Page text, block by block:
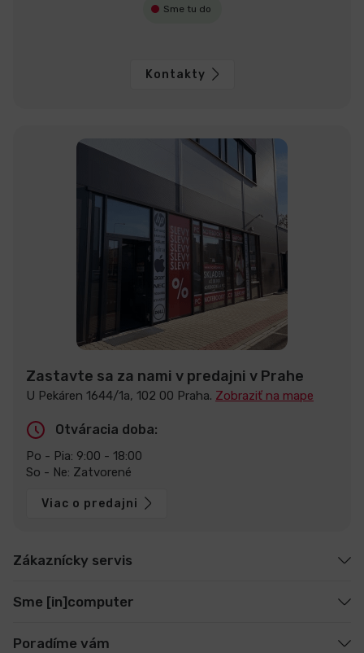
Sme tu do
Kontakty
Zastavte sa za nami v predajni v Prahe
U Pekáren 1644/1a, 102 00 Praha. Zobraziť na mape
Otváracia doba:
Po - Pia: 9:00 - 18:00
So - Ne: Zatvorené
Viac o predajni
Zákaznícky servis
Sme [in]computer
Poradíme vám